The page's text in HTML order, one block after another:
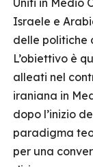
Uniti in Medio
Israele e
delle politiche
L’obiettivo è
alleati nel
iraniana in
dopo l’inizio
paradigma
per una